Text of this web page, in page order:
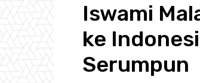
Iswami
ke
Serumpun